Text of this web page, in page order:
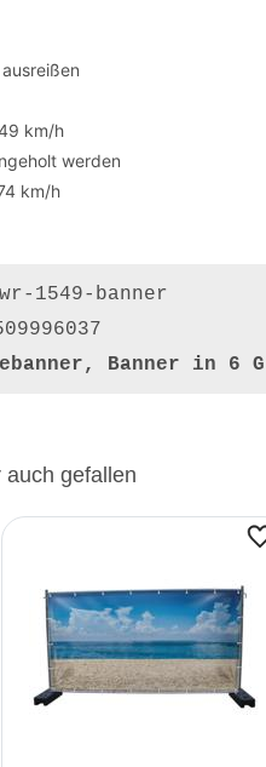
km/h
werden
km/h
wr-1549-banner
Banner in 6
auch gefallen